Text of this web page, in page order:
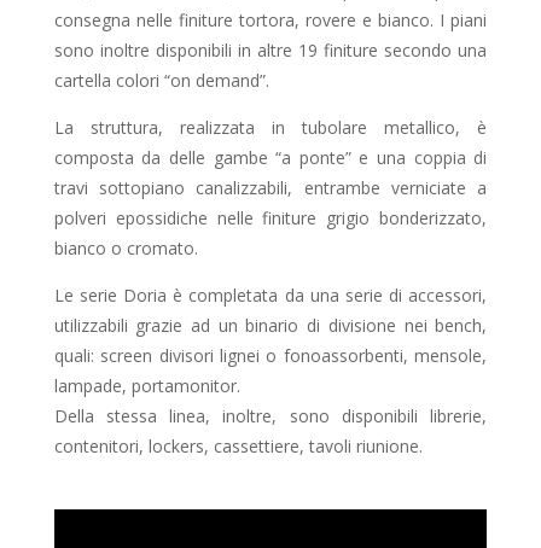
consegna nelle finiture tortora, rovere e bianco. I piani
sono inoltre disponibili in altre 19 finiture secondo una
cartella colori “on demand”.
La struttura, realizzata in tubolare metallico, è
composta da delle gambe “a ponte” e una coppia di
travi sottopiano canalizzabili, entrambe verniciate a
polveri epossidiche nelle finiture grigio bonderizzato,
bianco o cromato.
Le serie Doria è completata da una serie di accessori,
utilizzabili grazie ad un binario di divisione nei bench,
quali: screen divisori lignei o fonoassorbenti, mensole,
lampade, portamonitor.
Della stessa linea, inoltre, sono disponibili librerie,
contenitori, lockers, cassettiere, tavoli riunione.